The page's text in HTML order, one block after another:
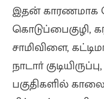
இதன் காரணமாக
கொடுப்பைகுழி,
சாமிவிளை,
நாடாா்
பகுதிகளில்